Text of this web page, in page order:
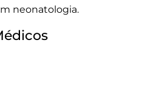
neonatologia.